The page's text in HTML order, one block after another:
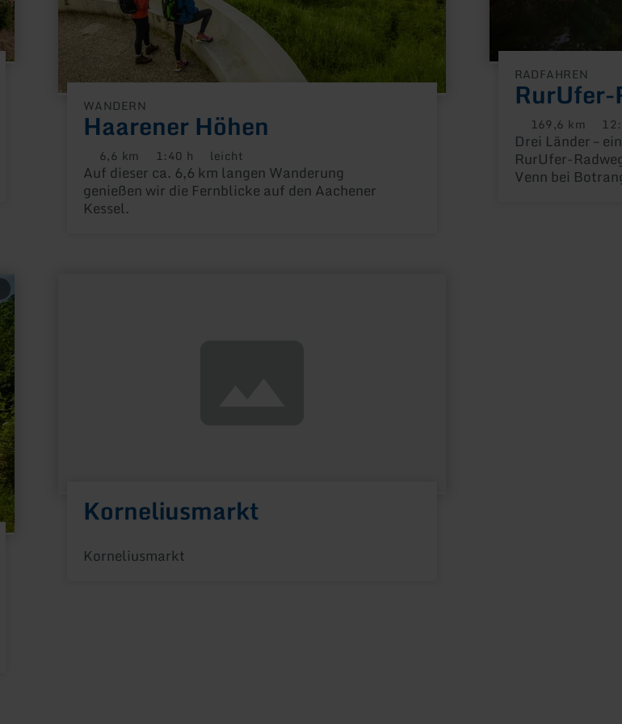
WANDERN
Haarener Höhen
Distanz:
6,6 km Dauer:
1:40 h Anforderung:
leicht
Auf dieser ca. 6,6 km langen Wanderung
genießen wir die Fernblicke auf den Aachener
Kessel.
RADFAHREN
RurUfer-
Distanz:
169,6 km
Drei Länder –
RurUfer-
Venn bei
Korneliusmarkt
Korneliusmarkt